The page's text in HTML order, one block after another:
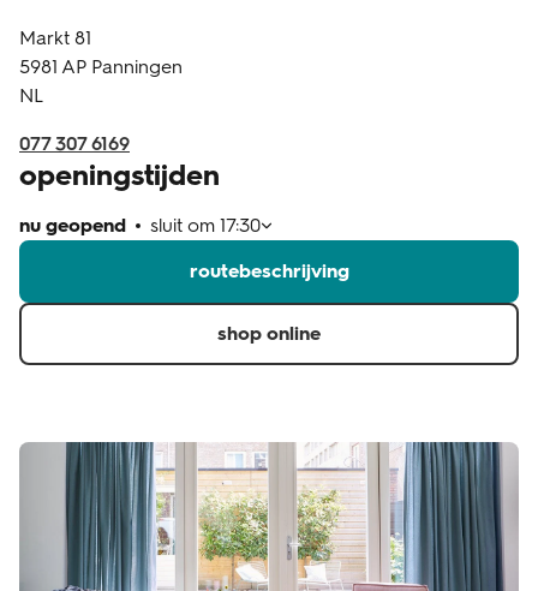
klantenservice
Markt 81
5981 AP Panningen
NL
077 307 6169
openingstijden
nu geopend sluit om 17:30
routebeschrijving
shop online